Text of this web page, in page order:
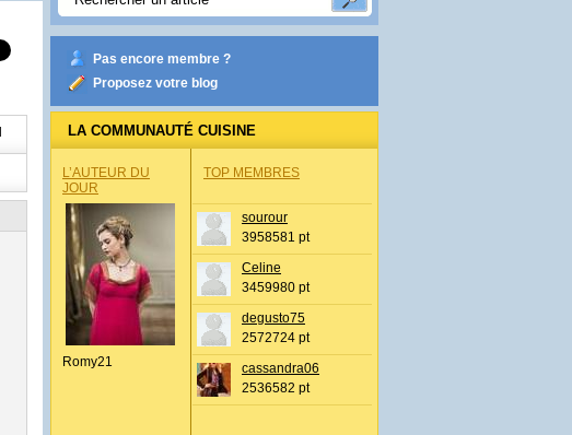
Pas encore membre ?
Proposez votre blog
LA COMMUNAUTÉ CUISINE
L’AUTEUR DU
JOUR
Romy21
TOP MEMBRES
sourour
3958581 pt
Celine
3459980 pt
degusto75
2572724 pt
cassandra06
2536582 pt